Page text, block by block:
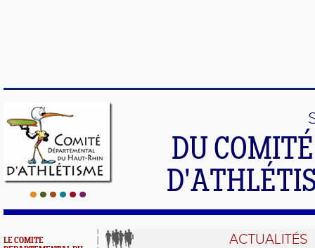
DU
LE COMITE
ACTUALITÉS